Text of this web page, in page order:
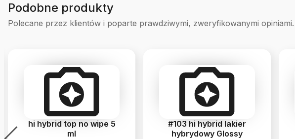
Podobne produkty
Polecane przez klientów i poparte prawdziwymi, zweryfikowanymi opiniami.
hi hybrid top no wipe 5
ml
#103 hi hybrid lakier
hybrydowy Glossy